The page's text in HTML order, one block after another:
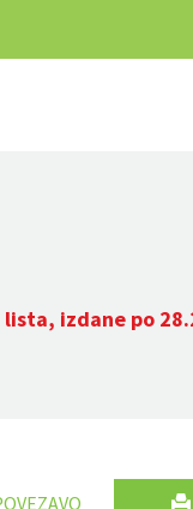
izdane po